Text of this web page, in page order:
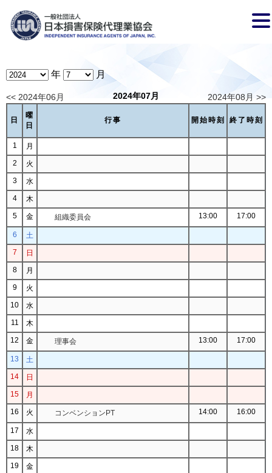
年 月
<< 2024年06月 2024年08月 >>
2024年07月
日
曜
日
行事 開始時刻 終了時刻
1
月
2
火
3
水
4
木
5
金 組織委員会 13:00 17:00
6
土
7
日
8
月
9
火
10
水
11
木
12
金 理事会 13:00 17:00
13
土
14
日
15
月
16
火 コンベンションPT 14:00 16:00
17
水
18
木
19
金